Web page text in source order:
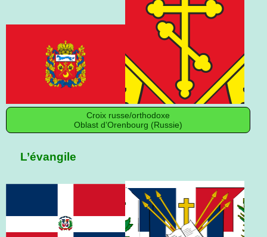
Croix russe/orthodoxe
Oblast d’Orenbourg (Russie)
L’évangile